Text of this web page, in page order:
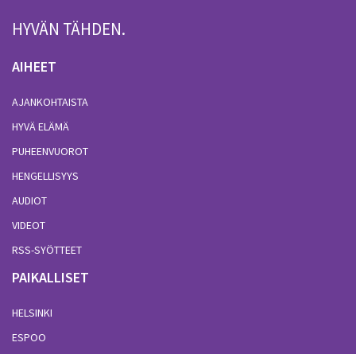
HYVÄN TÄHDEN.
AIHEET
AJANKOHTAISTA
HYVÄ ELÄMÄ
PUHEENVUOROT
HENGELLISYYS
AUDIOT
VIDEOT
RSS-SYÖTTEET
PAIKALLISET
HELSINKI
ESPOO